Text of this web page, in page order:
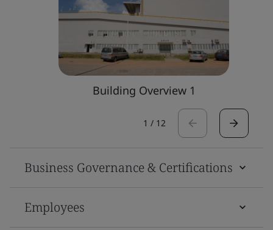
Building Overview 1
1 / 12
Business Governance & Certifications
Employees